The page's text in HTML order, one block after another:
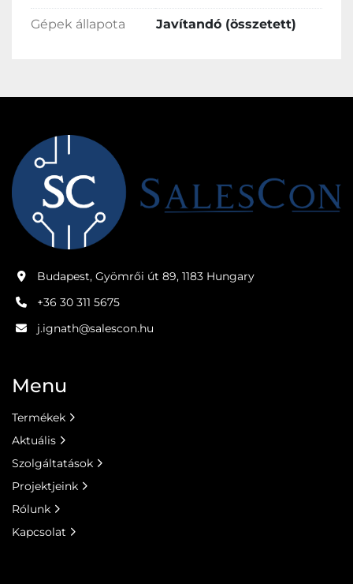
Gépek állapota Javítandó (összetett)
Budapest, Gyömrői út 89, 1183 Hungary
+36 30 311 5675
j.ignath@salescon.hu
Menu
Termékek
Aktuális
Szolgáltatások
Projektjeink
Rólunk
Kapcsolat